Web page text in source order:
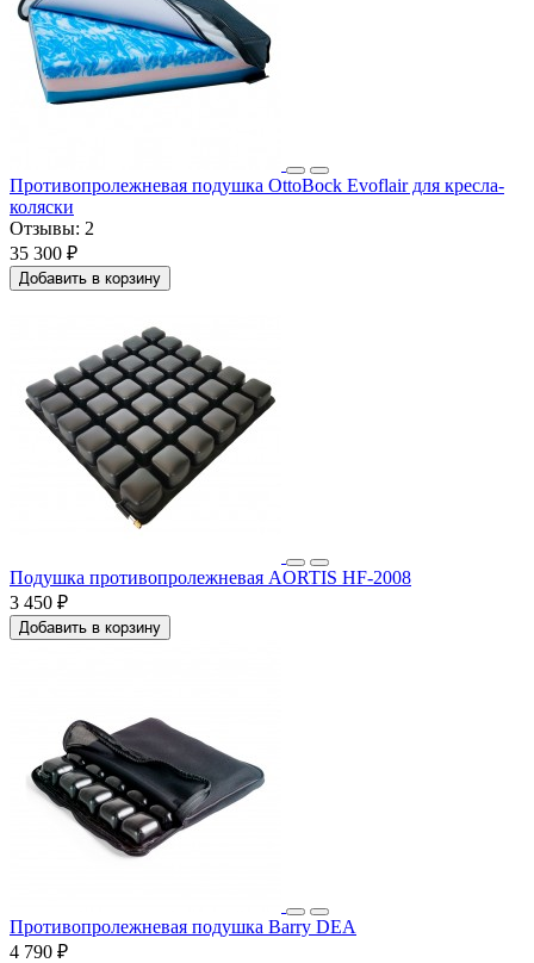
Противопролежневая подушка OttoBock Evoflair для кресла-
коляски
Отзывы: 2
35 300 ₽
Добавить в корзину
Подушка противопролежневая AORTIS HF-2008
3 450 ₽
Добавить в корзину
Противопролежневая подушка Barry DEA
4 790 ₽